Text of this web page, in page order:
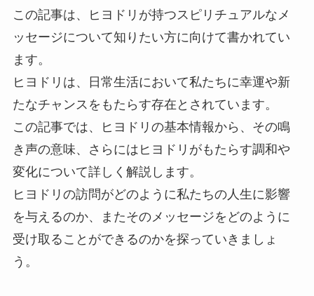
この記事は、ヒヨドリが持つスピリチュアルなメ
ッセージについて知りたい方に向けて書かれてい
ます。
ヒヨドリは、日常生活において私たちに幸運や新
たなチャンスをもたらす存在とされています。
この記事では、ヒヨドリの基本情報から、その鳴
き声の意味、さらにはヒヨドリがもたらす調和や
変化について詳しく解説します。
ヒヨドリの訪問がどのように私たちの人生に影響
を与えるのか、またそのメッセージをどのように
受け取ることができるのかを探っていきましょ
う。